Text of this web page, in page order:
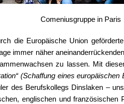
Comeniusgruppe in Paris
die Europäische Union
immer näher
zu lassen. Mit
(Schaffung eines
des Berufskollegs Dinslaken –
englischen und französischen